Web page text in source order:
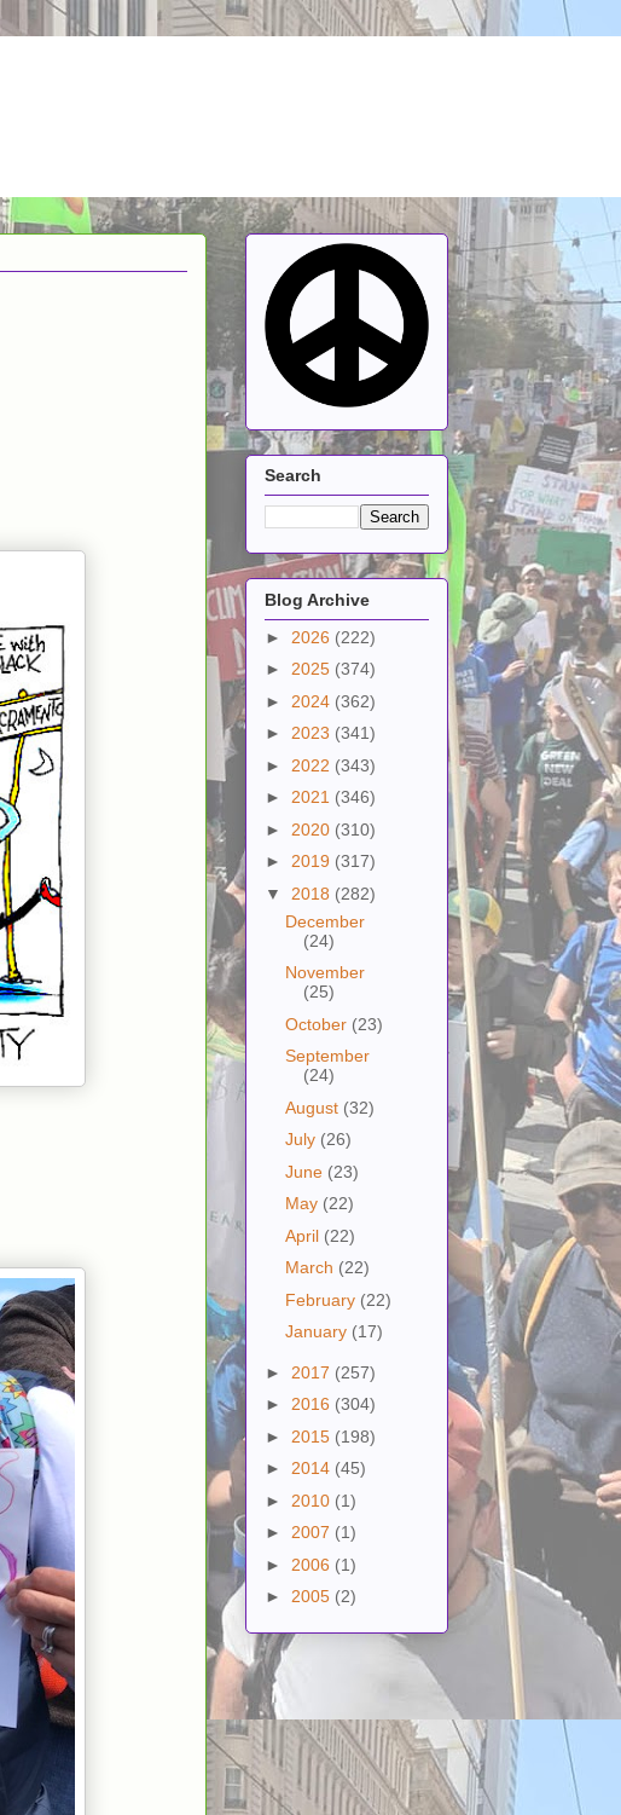
Search
Blog Archive
► 2026 (222)
► 2025 (374)
► 2024 (362)
► 2023 (341)
► 2022 (343)
► 2021 (346)
► 2020 (310)
► 2019 (317)
▼ 2018 (282)
December
(24)
November
(25)
October (23)
September
(24)
August (32)
July (26)
June (23)
May (22)
April (22)
March (22)
February (22)
January (17)
► 2017 (257)
► 2016 (304)
► 2015 (198)
► 2014 (45)
► 2010 (1)
► 2007 (1)
► 2006 (1)
► 2005 (2)